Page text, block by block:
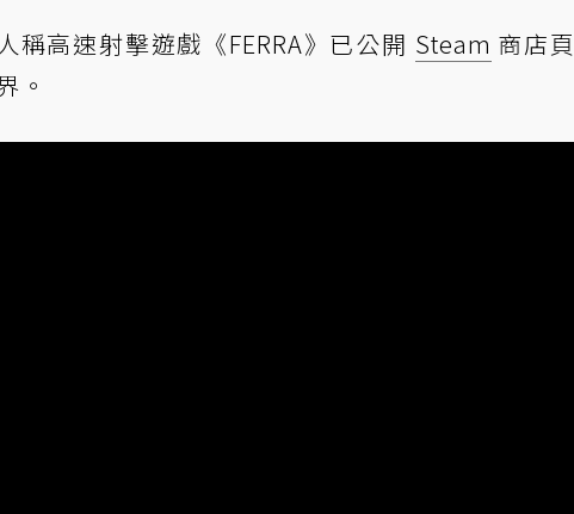
高速射擊遊戲《FERRA》已公開 Steam 商店頁
。